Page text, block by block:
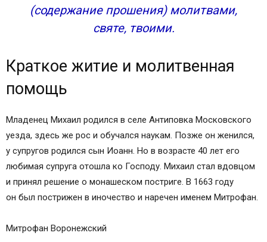
(содержание прошения) молитвами,
святе, твоими.
Краткое житие и молитвенная
помощь
Младенец Михаил родился в селе Антиповка Московского
уезда, здесь же рос и обучался наукам. Позже он женился,
у супругов родился сын Иоанн. Но в возрасте 40 лет его
любимая супруга отошла ко Господу. Михаил стал вдовцом
и принял решение о монашеском постриге. В 1663 году
он был пострижен в иночество и наречен именем Митрофан.
Митрофан Воронежский